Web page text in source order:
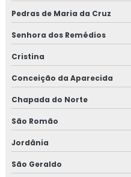
Pedras de Maria da Cruz
Senhora dos Remédios
Cristina
Conceição da Aparecida
Chapada do Norte
São Romão
Jordânia
São Geraldo